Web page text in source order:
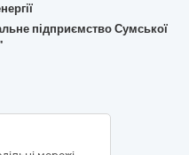
підприємство Сумської